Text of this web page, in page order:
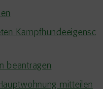
Kampfhundeeigensc
beantragen
mitteilen